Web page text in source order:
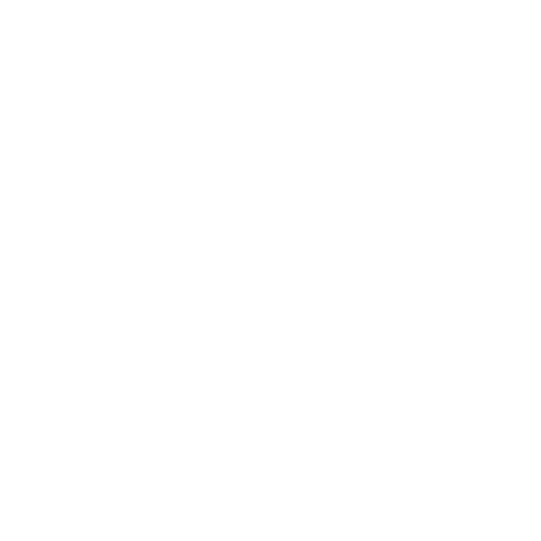
o produto não sofra alterações na cor. Não limpar
de cores da sua tela
escadas e/ou corredores, evitando assim futuros